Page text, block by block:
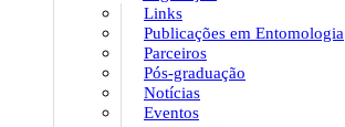
Links
Publicações em Entomologia
Parceiros
Pós-graduação
Notícias
Eventos